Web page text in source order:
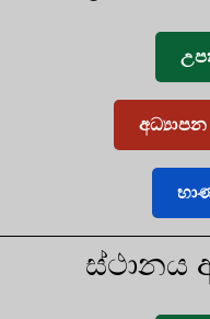
අධ්‍යාපන
ස්ථානය